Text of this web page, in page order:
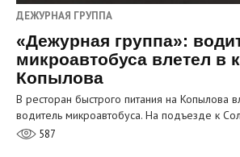
ДЕЖУРНАЯ ГРУППА
«Дежурная группа»:
микроавтобуса влетел в
Копылова
В ресторан быстрого питания на Копылова
водитель микроавтобуса. На подъезде к
587